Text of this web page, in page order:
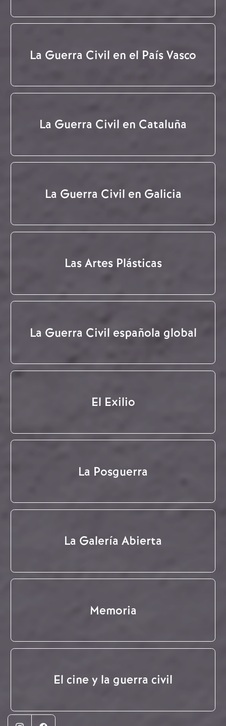
La Guerra Civil en el País Vasco
La Guerra Civil en Cataluña
La Guerra Civil en Galicia
Las Artes Plásticas
La Guerra Civil española global
El Exilio
La Posguerra
La Galería Abierta
Memoria
El cine y la guerra civil